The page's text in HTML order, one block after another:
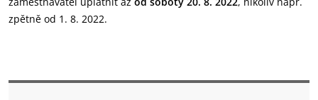
zpětně od 1. 8. 2022.